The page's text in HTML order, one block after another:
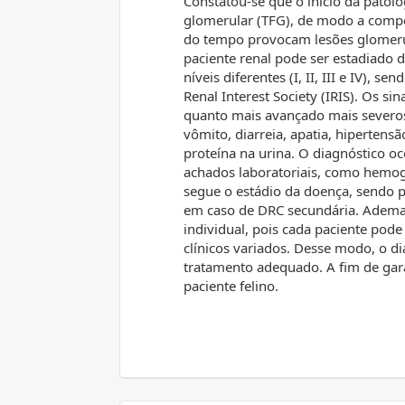
glomerular (TFG), de modo a
do tempo provocam lesões
paciente renal pode ser estadiado
níveis diferentes (I, II, III e IV),
Renal Interest Society (IRIS). Os
quanto mais avançado mais
vômito, diarreia, apatia,
proteína na urina. O diagnóstico
achados laboratoriais, como
segue o estádio da doença, sendo
em caso de DRC secundária.
individual, pois cada paciente
clínicos variados. Desse modo, o
tratamento adequado. A fim de
paciente felino.